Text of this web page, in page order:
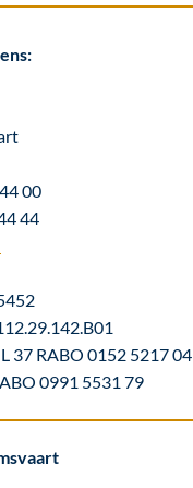
00
44
37 RABO 0152 5217 04
0991 5531 79